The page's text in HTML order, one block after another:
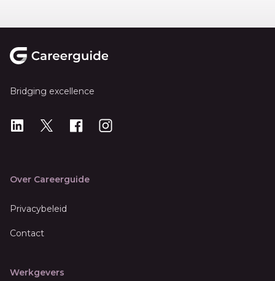
Bridging excellence
LinkedIn
X Instagram
Over Careerguide
Privacybeleid
Contact
Werkgevers